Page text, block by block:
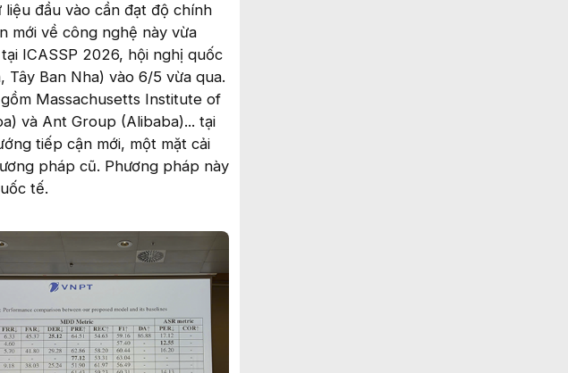
đầu vào cần đạt độ chính
mới về công nghệ này vừa
ICASSP 2026, hội nghị quốc
Tây Ban Nha) vào 6/5 vừa qua.
Massachusetts Institute of
và Ant Group (Alibaba)... tại
tiếp cận mới, một mặt cải
pháp cũ. Phương pháp này
tế.